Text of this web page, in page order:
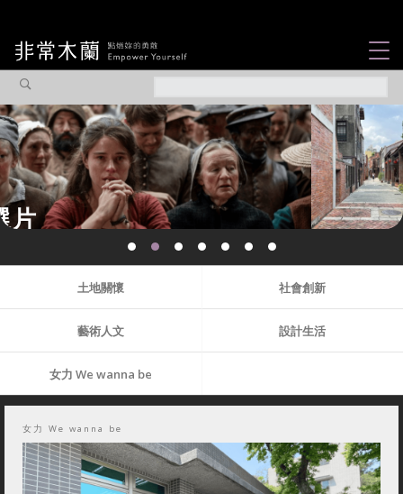
觀點專欄
焦點企劃
社會企業
土地關懷 社會創新
藝術人文 設計生活
女力 We wanna be
女力 We wanna be